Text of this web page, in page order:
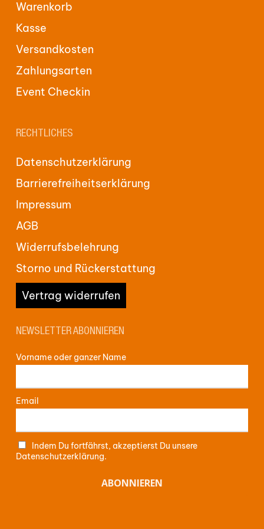
Warenkorb
Kasse
Versandkosten
Zahlungsarten
Event Checkin
RECHTLICHES
Datenschutzerklärung
Barrierefreiheitserklärung
Impressum
AGB
Widerrufsbelehrung
Storno und Rückerstattung
Vertrag widerrufen
NEWSLETTER ABONNIEREN
Vorname oder ganzer Name
Email
Indem Du fortfährst, akzeptierst Du unsere
Datenschutzerklärung.